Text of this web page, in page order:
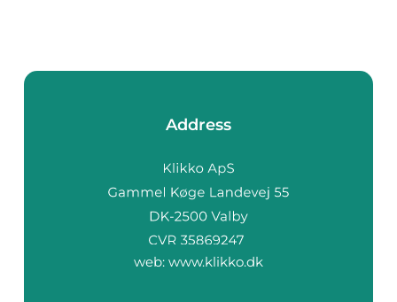
Address
web: www.klikko.dk